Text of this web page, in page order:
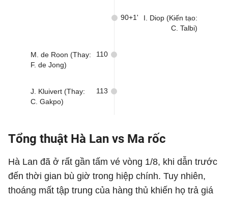
I. Diop (Kiến tạo:
C. Talbi)
90+1'
M. de Roon (Thay:
F. de Jong)
110
J. Kluivert (Thay:
C. Gakpo)
113
Tổng thuật Hà Lan vs Ma rốc
Hà Lan đã ở rất gần tấm vé vòng 1/8, khi dẫn trước
đến thời gian bù giờ trong hiệp chính. Tuy nhiên,
thoáng mất tập trung của hàng thủ khiến họ trả giá